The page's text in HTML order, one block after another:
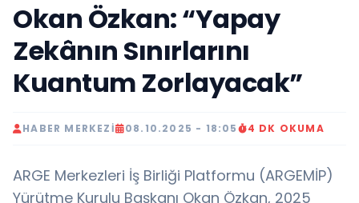
Okan Özkan: “Yapay
Zekânın Sınırlarını
Kuantum Zorlayacak”
HABER MERKEZI 08.10.2025 - 18:05 4 DK OKUMA
ARGE Merkezleri İş Birliği Platformu (ARGEMİP)
Yürütme Kurulu Başkanı Okan Özkan, 2025